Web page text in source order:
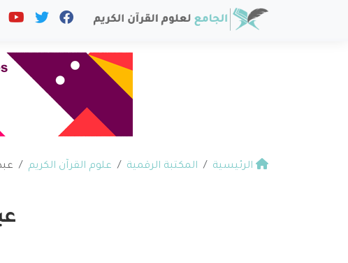
الرئيسية المكتبة الرقمية علوم القرآن الكريم